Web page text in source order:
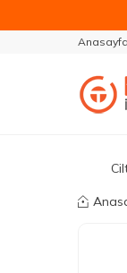
Anasayfa